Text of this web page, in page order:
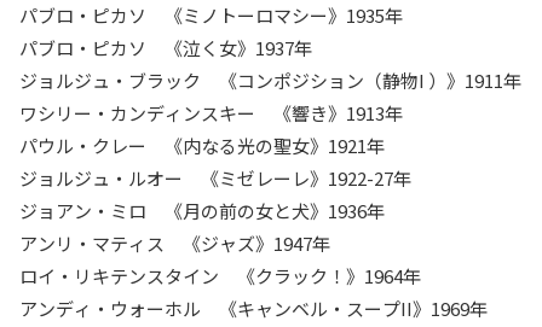
パブロ・ピカソ 《ミノトーロマシー》1935年
パブロ・ピカソ 《泣く女》1937年
ジョルジュ・ブラック 《コンポジション（静物I ）》1911年
ワシリー・カンディンスキー 《響き》1913年
パウル・クレー 《内なる光の聖女》1921年
ジョルジュ・ルオー 《ミゼレーレ》1922-27年
ジョアン・ミロ 《月の前の女と犬》1936年
アンリ・マティス 《ジャズ》1947年
ロイ・リキテンスタイン 《クラック！》1964年
アンディ・ウォーホル 《キャンベル・スープII》1969年